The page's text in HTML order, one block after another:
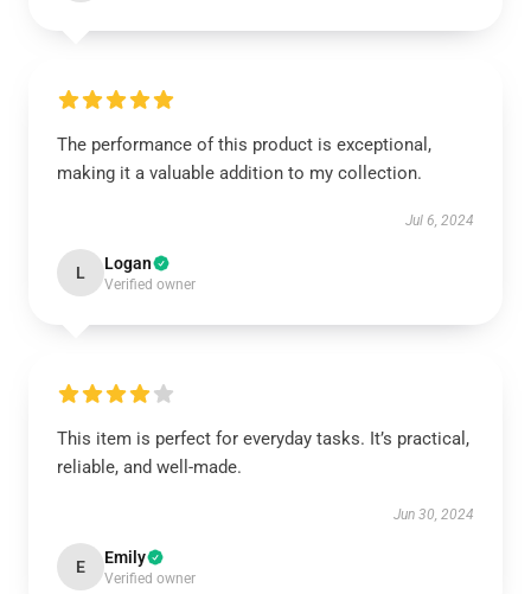
The performance of this product is exceptional,
making it a valuable addition to my collection.
Jul 6, 2024
L Logan
Verified owner
This item is perfect for everyday tasks. It’s practical,
reliable, and well-made.
Jun 30, 2024
E Emily
Verified owner